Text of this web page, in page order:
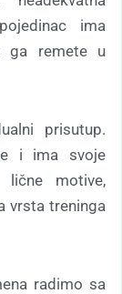
ima
ga remete u
prisutup.
i ima svoje
lične motive,
vrsta treninga
radimo sa